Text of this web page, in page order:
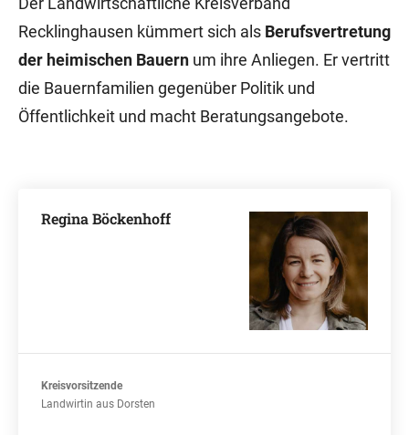
Recklinghausen kümmert sich als Berufsvertretung
der heimischen Bauern um ihre Anliegen. Er vertritt
die Bauernfamilien gegenüber Politik und
Öffentlichkeit und macht Beratungsangebote.
Regina Böckenhoff
Kreisvorsitzende
Landwirtin aus Dorsten